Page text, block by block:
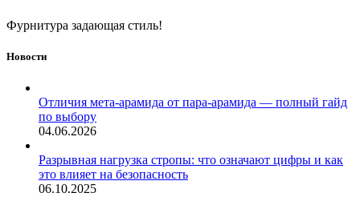
Фурнитура задающая стиль!
Новости
Отличия мета-арамида от пара-арамида — полный гайд
по выбору
04.06.2026
Разрывная нагрузка стропы: что означают цифры и как
это влияет на безопасность
06.10.2025